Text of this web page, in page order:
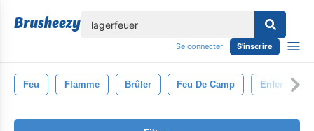
Se connecter S'inscrire
Feu Flamme Brûler Feu De Camp Enfer